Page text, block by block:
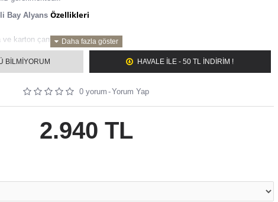
Bay Alyans Özellikleri
karton çantasında gelmektedir.
ile gönderilmektedir.
1. sınıf zirkon taşlar kullanılmaktadır.
renkte sipariş verebilirsiniz(gümüş, altın, rose).
istediğiniz yazı varsa, not kısmına bay, bayan olarak ayrı yazınız.
geç 2 iş gününde kargoya verilir.
BILMIYORUM HAVALE ILE - 50 TL İNDİRİM !
0 yorum -Yorum Yap
2.940 TL